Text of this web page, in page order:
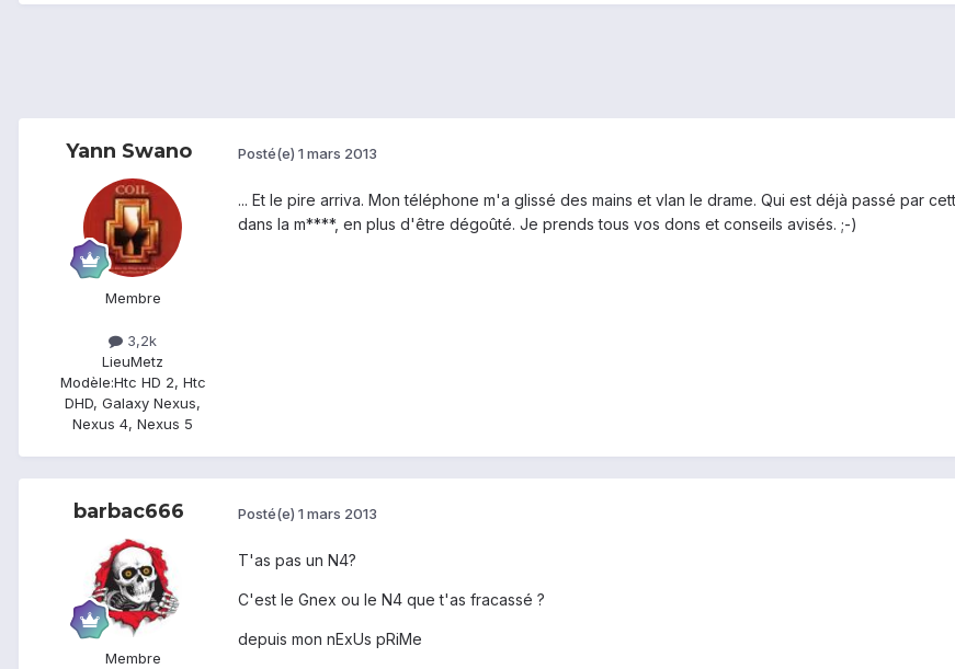
Yann Swano
Membre
3,2k
LieuMetz
Modèle:Htc HD 2, Htc
DHD, Galaxy Nexus,
Nexus 4, Nexus 5
Posté(e) 1 mars 2013
... Et le pire arriva. Mon téléphone m'a glissé des mains et vlan le drame. Qui est déjà passé par
dans la m****, en plus d'être dégoûté. Je prends tous vos dons et conseils avisés. ;-)
barbac666
Membre
Posté(e) 1 mars 2013
T'as pas un N4?
C'est le Gnex ou le N4 que t'as fracassé ?
depuis mon nExUs pRiMe